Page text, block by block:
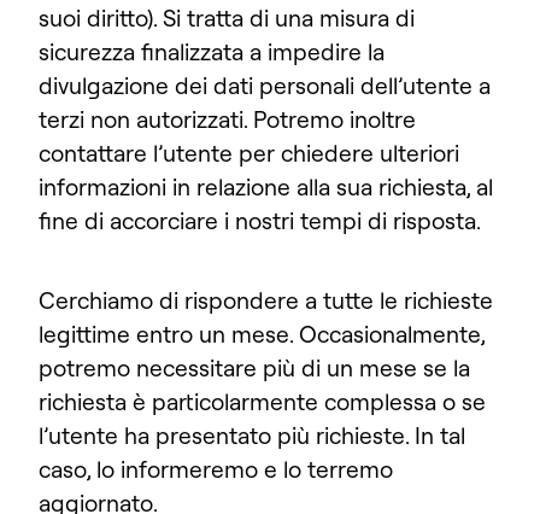
suoi diritto). Si tratta di una misura di
sicurezza finalizzata a impedire la
divulgazione dei dati personali dell’utente a
terzi non autorizzati. Potremo inoltre
contattare l’utente per chiedere ulteriori
informazioni in relazione alla sua richiesta, al
fine di accorciare i nostri tempi di risposta.
Cerchiamo di rispondere a tutte le richieste
legittime entro un mese. Occasionalmente,
potremo necessitare più di un mese se la
richiesta è particolarmente complessa o se
l’utente ha presentato più richieste. In tal
caso, lo informeremo e lo terremo
aggiornato.